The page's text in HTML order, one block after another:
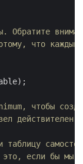
Обратите
что каждый
чтобы
если бы мы